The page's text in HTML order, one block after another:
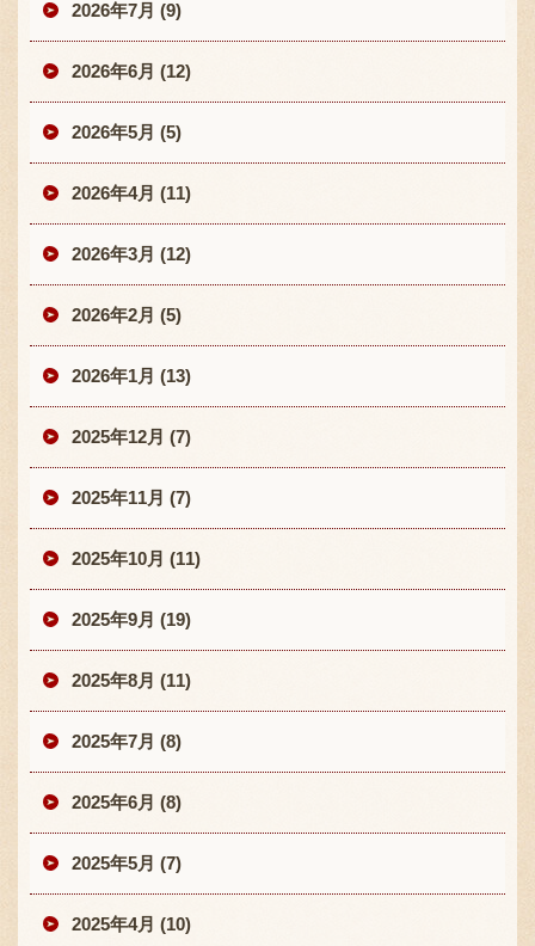
2026年7月 (9)
2026年6月 (12)
2026年5月 (5)
2026年4月 (11)
2026年3月 (12)
2026年2月 (5)
2026年1月 (13)
2025年12月 (7)
2025年11月 (7)
2025年10月 (11)
2025年9月 (19)
2025年8月 (11)
2025年7月 (8)
2025年6月 (8)
2025年5月 (7)
2025年4月 (10)